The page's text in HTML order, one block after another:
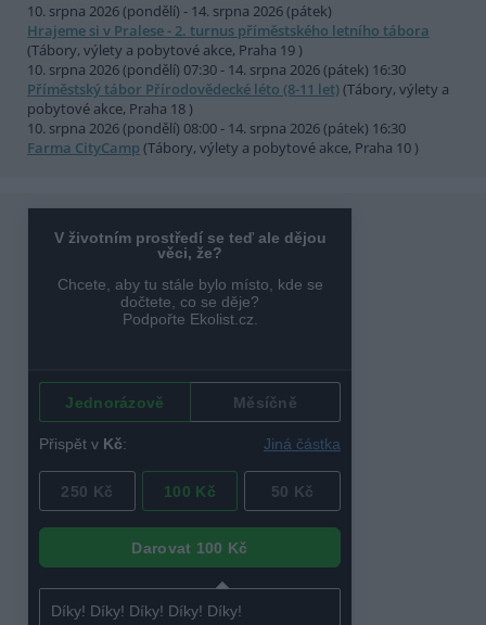
10. srpna 2026 (pondělí) - 14. srpna 2026 (pátek)
Hrajeme si v Pralese - 2. turnus příměstského letního tábora
(Tábory, výlety a pobytové akce, Praha 19 )
10. srpna 2026 (pondělí) 07:30 - 14. srpna 2026 (pátek) 16:30
Příměstský tábor Přírodovědecké léto (8-11 let)(Tábory, výlety a
pobytové akce, Praha 18 )
10. srpna 2026 (pondělí) 08:00 - 14. srpna 2026 (pátek) 16:30
Farma CityCamp (Tábory, výlety a pobytové akce, Praha 10 )